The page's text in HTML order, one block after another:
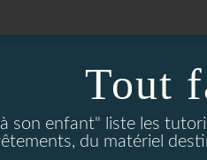
Tout
son enfant" liste les
du matériel